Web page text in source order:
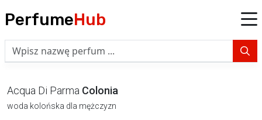
PerfumeHub
Acqua Di Parma Colonia
woda kolońska dla mężczyzn